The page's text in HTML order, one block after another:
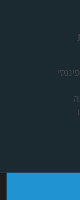
נוספות כמו